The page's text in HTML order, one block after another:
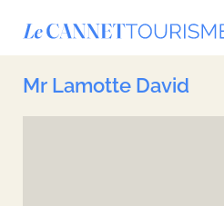
Mr Lamotte David